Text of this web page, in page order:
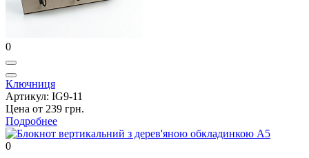
0
Ключниця
Артикул: IG9-11
Цена от 239 грн.
Подробнее
0